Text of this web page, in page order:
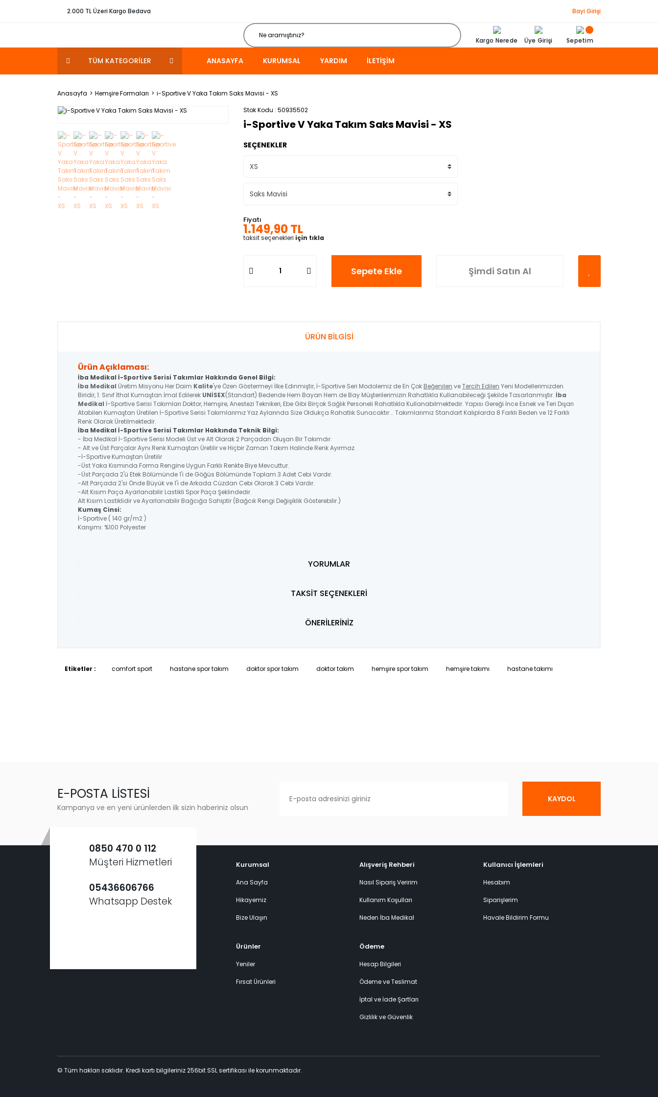
2.000 TL Üzeri Kargo Bedava Bayi Girişi
Kargo Nerede Üye Girişi Sepetim
TÜM KATEGORİLER ANASAYFA KURUMSAL YARDIM İLETIŞIM
Anasayfa Hemşire Formaları
i-Sportive V Yaka Takım Saks Mavisi - XS
Stok Kodu 50935502
i-Sportive V Yaka Takım Saks Mavisi - XS
SEÇENEKLER
Fiyatı
1.149,90 TL
taksit seçenekleri için tıkla
Sepete Ekle Şimdi Satın Al
ÜRÜN BİLGİSİ
Ürün Açıklaması:
İba Medikal İ-Sportive Serisi Takımlar Hakkında Genel Bilgi:
İba Medikal Üretim Misyonu Her Daim Kalite'ye Özen Göstermeyi İlke Edinmiştir, İ-Sportive Seri Modolemiz de En Çok Beğenilen veTercih Edilen Yeni Modellerimizden
Biridir, 1. Sınıf İthal Kumaştan İmal Edilerek UNİSEX(Standart) Bedende Hem Bayan Hem de Bay Müşterilerimizin Rahatlıkla Kullanabileceği Şekilde Tasarlanmıştır. İba
Medikal İ-Sportive Serisi Takımları Doktor, Hemşire, Anestezi Teknikeri, Ebe Gibi Birçok Sağlık Personeli Rahatlıkla Kullanabilmektedir. Yapısı Gereği İnce Esnek ve Teri Dışarı
Atabilen Kumaştan Üretilen İ-Sportive Serisi Takımlarımız Yaz Aylarında Size Oldukça Rahatlık Sunacaktır... Takımlarımız Standart Kalıplarda 8 Farklı Beden ve 12 Farklı
Renk Olarak Üretilmektedir.
İba Medikal İ-Sportive Serisi Takımlar Hakkında Teknik Bilgi:
- İba Medikal İ-Sportive Serisi Modeli Üst ve Alt Olarak 2 Parçadan Oluşan Bir Takımdır.
- Alt ve Üst Parçalar Aynı Renk Kumaştan Üretilir ve Hiçbir Zaman Takım Halinde Renk Ayırmaz.
-İ-Sportive Kumaştan Üretilir
-Üst Yaka Kısmında Forma Rengine Uygun Farklı Renkte Biye Mevcuttur.
-Üst Parçada 2'ü Etek Bölümünde 1'i de Göğüs Bölümünde Toplam 3 Adet Cebi Vardır.
-Alt Parçada 2'si Önde Büyük ve 1'i de Arkada Cüzdan Cebi Olarak 3 Cebi Vardır.
-Alt Kısım Paça Ayarlanabilir Lastikli Spor Paça Şeklindedir.
Alt Kısım Lastiklidir ve Ayarlanabilir Bağcığa Sahiptir (Bağcık Rengi Değişiklik Gösterebilir.)
Kumaş Cinsi:
İ-Sportive ( 140 gr/m2 )
Karışımı: %100 Polyester
YORUMLAR
TAKSİT SEÇENEKLERİ
ÖNERİLERİNİZ
Etiketler : comfort sport hastane spor takım doktor spor takım doktor takım hemşire spor takım hemşire takımı hastane takımı
E-POSTA LİSTESİ
Kampanya ve en yeni ürünlerden ilk sizin haberiniz olsun
KAYDOL
0850 470 0 112
Müşteri Hizmetleri
05436606766
Whatsapp Destek
Kurumsal
Ana Sayfa
Hikayemiz
Bize Ulaşın
Alışveriş Rehberi
Nasıl Sipariş Veririm
Kullanım Koşulları
Neden İba Medikal
Ürünler
Yeniler
Fırsat Ürünleri
Ödeme
Hesap Bilgileri
Ödeme ve Teslimat
İptal ve İade Şartları
Gizlilik ve Güvenlik
Kullanıcı İşlemleri
Hesabım
Siparişlerim
Havale Bildirim Formu
© Tüm hakları saklıdır. Kredi kartı bilgileriniz 256bit SSL sertifikası ile korunmaktadır.